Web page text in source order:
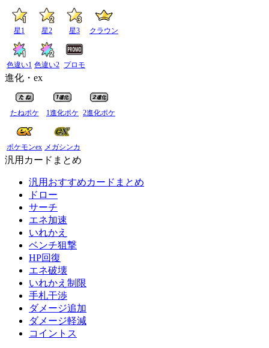
星1 星2 星3 クラウン
色違い1 色違い2 プロモ
進化・ex
たねポケ 1進化ポケ 2進化ポケ
ポケモンex メガシンカ
汎用カードまとめ
汎用おすすめカードまとめ
ドロー
サーチ
エネ加速
いれかえ
ベンチ狙撃
HP回復
エネ破壊
いれかえ制限
手札干渉
ダメージ追加
ダメージ軽減
コイントス